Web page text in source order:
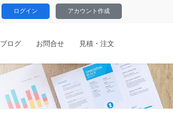
ログイン アカウント作成
ブログ お問合せ 見積・注文